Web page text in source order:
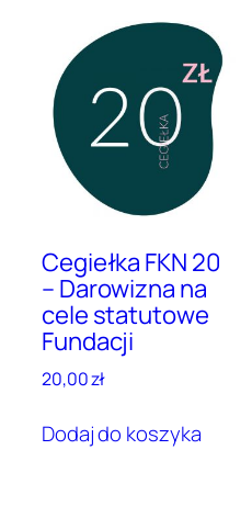
Cegiełka FKN 20
– Darowizna na
cele statutowe
Fundacji
20,00zł
Dodaj do koszyka